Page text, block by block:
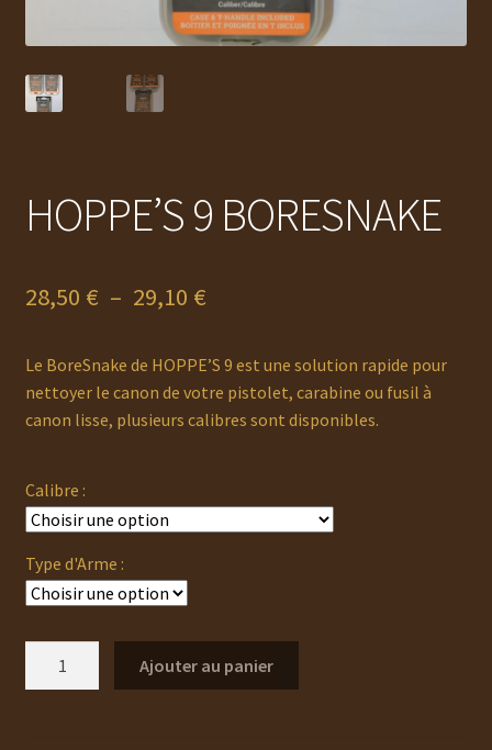
HOPPE’S 9 BORESNAKE
28,50 € – 29,10 €Plage
prix :
28,50 €
Le BoreSnake de HOPPE’S 9 est une solution rapide pour
nettoyer le canon de votre pistolet, carabine ou fusil à
canon lisse, plusieurs calibres sont disponibles.
Calibre :
Type d'Arme :
Ajouter au panier